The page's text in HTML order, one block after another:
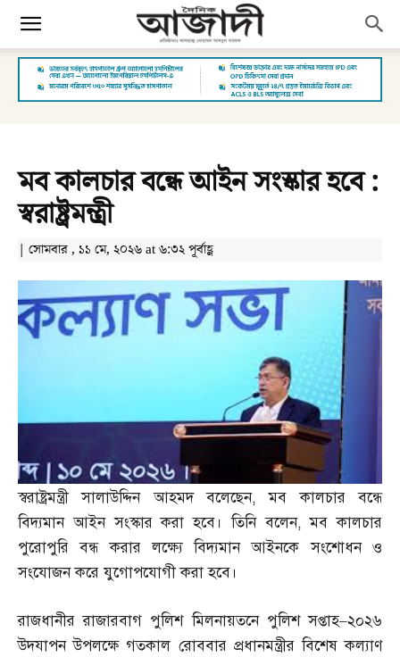
মব কালচার বন্ধে আইন সংস্কার হবে :
স্বরাষ্ট্রমন্ত্রী
| সোমবার , ১১ মে, ২০২৬ at ৬:৩২ পূর্বাহ্ণ
স্বরাষ্ট্রমন্ত্রী সালাউদ্দিন আহমদ বলেছেন,মব কালচার বন্ধে
বিদ্যমান আইন সংস্কার করা হবে। তিনি বলেন,মব কালচার
পুরোপুরি বন্ধ করার লক্ষ্যে বিদ্যমান আইনকে সংশোধন ও
সংযোজন করে যুগোপযোগী করা হবে।
রাজধানীর রাজারবাগ পুলিশ মিলনায়তনে পুলিশ সপ্তাহ–২০২৬
উদযাপন উপলক্ষে গতকাল রোববার প্রধানমন্ত্রীর বিশেষ কল্যাণ